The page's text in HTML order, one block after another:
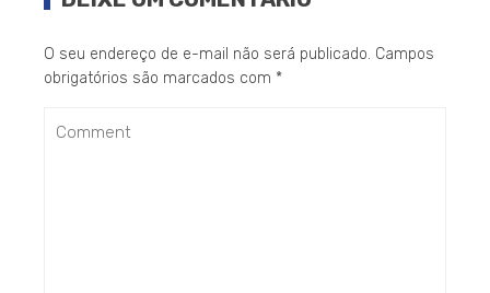
O seu endereço de e-mail não será publicado. Campos
obrigatórios são marcados com *